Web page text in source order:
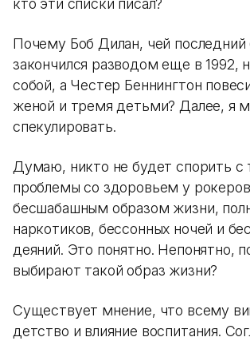
кто эти списки писал?
Почему Боб Дилан, чей последний
закончился разводом еще в 1992,
собой, а Честер Беннингтон
женой и тремя детьми? Далее, я
спекулировать.
Думаю, никто не будет спорить с
проблемы со здоровьем у
бесшабашным образом жизни,
наркотиков, бессонных ночей и
деяний. Это понятно. Непонятно,
выбирают такой образ жизни?
Существует мнение, что всему
детство и влияние воспитания.